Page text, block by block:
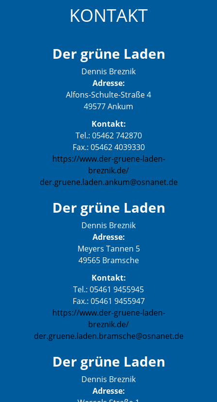
KONTAKT
Der grüne Laden
Dennis Breznik
Adresse:
Alfons-Schulte-Straße 4
49577 Ankum
Kontakt:
Tel.: 05462 742870
Fax.: 05462 4039330
https://www.der-gruene-laden-
breznik.de/
der.gruene.laden.ankum@osnanet.de
Der grüne Laden
Dennis Breznik
Adresse:
Meyers Tannen 5
49565 Bramsche
Kontakt:
Tel.: 05461 9455945
Fax.: 05461 9455947
https://www.der-gruene-laden-
breznik.de/
der.gruene.laden.bramsche@osnanet.de
Der grüne Laden
Dennis Breznik
Adresse: